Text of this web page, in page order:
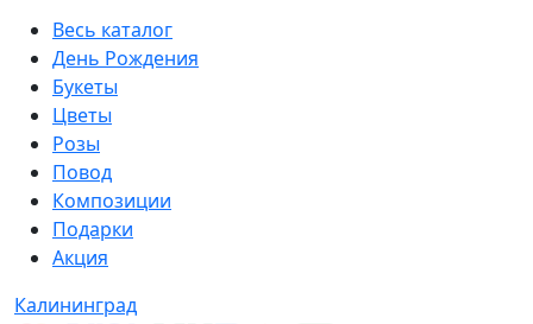
Весь каталог
День Рождения
Букеты
Цветы
Розы
Повод
Композиции
Подарки
Акция
Калининград